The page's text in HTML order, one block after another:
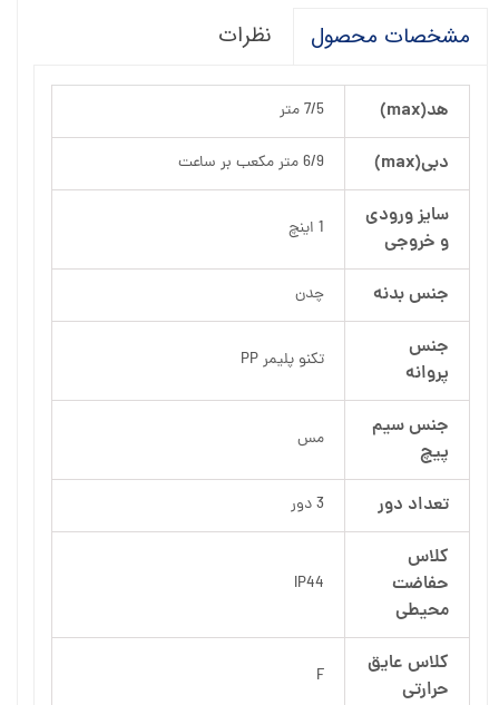
مشخصات محصول نظرات
هد(max) 7/5 متر
دبی(max) 6/9 متر مکعب بر ساعت
سایز ورودی
و خروجی
1 اینچ
جنس بدنه چدن
جنس
پروانه
تکنو پلیمر PP
جنس سیم
پیچ
مس
تعداد دور 3 دور
کلاس
حفاضت
محیطی
IP44
کلاس عایق
حرارتی
F